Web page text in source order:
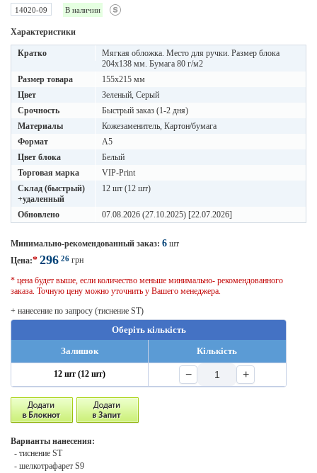
14020-09 В наличии
Характеристики
Кратко
Мягкая обложка. Место для ручки. Размер блока
204х138 мм. Бумага 80 г/м2
Размер товара
155х215 мм
Цвет
Зеленый, Серый
Срочность
Быстрый заказ (1-2 дня)
Материалы
Кожезаменитель, Картон/бумага
Формат
A5
Цвет блока
Белый
Торговая марка
VIP-Print
Склад (быстрый)
+удаленный
12 шт (12 шт)
Обновлено 07.08.2026 (27.10.2025) [22.07.2026]
Минимально-рекомендованный заказ: 6 шт
Цена:* 296 26 грн
* цена будет выше, если количество меньше минимально- рекомендованного
заказа. Точную цену можно уточнить у Вашего менеджера.
+ нанесение по запросу (тиснение ST)
Оберіть кількість
Залишок
Кількість
12 шт (12 шт) − +
Варианты нанесения:
- тиснение ST
- шелкотрафарет S9